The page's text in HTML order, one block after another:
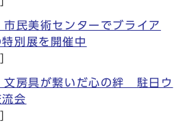
民美術センターでブライア
別展を開催中
房具が繋いだ心の絆 駐日ウ
会